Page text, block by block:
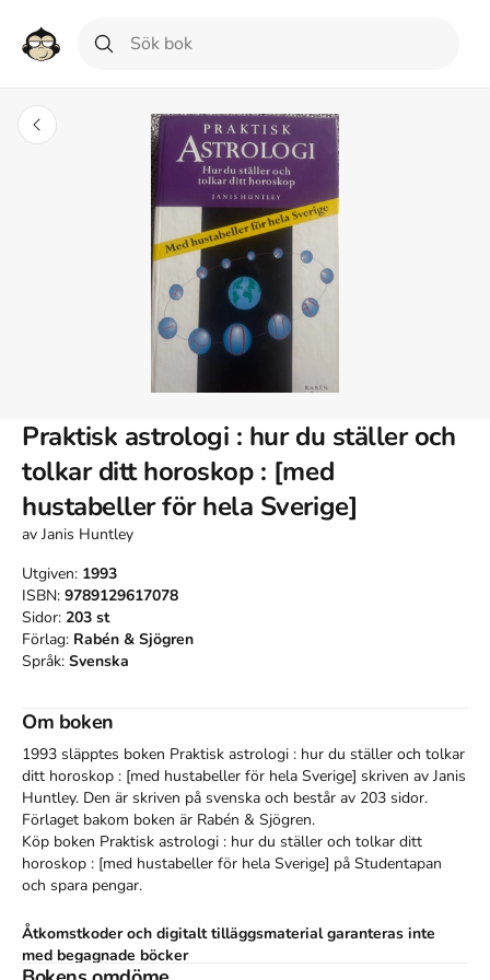
Praktisk astrologi : hur du ställer och
tolkar ditt horoskop : [med
hustabeller för hela Sverige]
av Janis Huntley
Utgiven: 1993
ISBN: 9789129617078
Sidor: 203 st
Förlag: Rabén & Sjögren
Språk: Svenska
Om boken
1993 släpptes boken Praktisk astrologi : hur du ställer och tolkar
ditt horoskop : [med hustabeller för hela Sverige] skriven av Janis
Huntley. Den är skriven på svenska och består av 203 sidor.
Förlaget bakom boken är Rabén & Sjögren.
Köp boken Praktisk astrologi : hur du ställer och tolkar ditt
horoskop : [med hustabeller för hela Sverige] på Studentapan
och spara pengar.
Åtkomstkoder och digitalt tilläggsmaterial garanteras inte
med begagnade böcker